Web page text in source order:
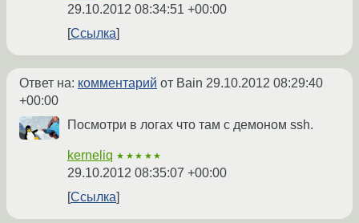
29.10.2012 08:34:51 +00:00
Ссылка
Ответ на: комментарий от Bain 29.10.2012 08:29:40
+00:00
Посмотри в логах что там с демоном ssh.
kerneliq ★★★★★
29.10.2012 08:35:07 +00:00
Ссылка